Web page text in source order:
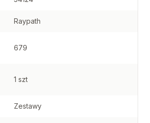
Raypath
679
1 szt
Zestawy